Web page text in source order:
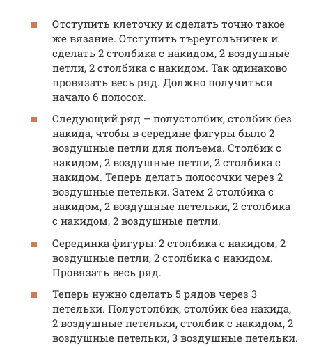
Отступить клеточку и сделать точно такое
же вязание. Отступить търеугольничек и
сделать 2 столбика с накидом, 2 воздушные
петли, 2 столбика с накидом. Так одинаково
провязать весь ряд. Должно получиться
начало 6 полосок.
Следующий ряд – полустолбик, столбик без
накида, чтобы в середине фигуры было 2
воздушные петли для полъема. Столбик с
накидом, 2 воздушные петли, 2 столбика с
накидом. Теперь делать полосочки через 2
воздушные петельки. Затем 2 столбика с
накидом, 2 воздушные петельки, 2 столбика
с накидом, 2 воздушные петли.
Серединка фигуры: 2 столбика с накидом, 2
воздушные петли, 2 столбика с накидом.
Провязать весь ряд.
Теперь нужно сделать 5 рядов через 3
петельки. Полустолбик, столбик без накида,
2 воздушные петельки, столбик с накидом, 2
воздушные петельки, 3 воздушные петельки.